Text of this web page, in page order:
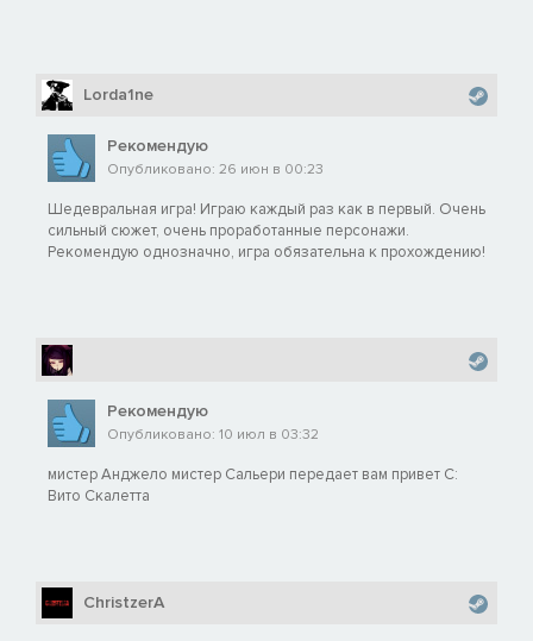
Lorda1ne
Рекомендую
Опубликовано: 26 июн в 00:23
Шедевральная игра! Играю каждый раз как в первый. Очень
сильный сюжет, очень проработанные персонажи.
Рекомендую однозначно, игра обязательна к прохождению!
Рекомендую
Опубликовано: 10 июл в 03:32
мистер Анджело мистер Сальери передает вам привет С:
Вито Скалетта
ChristzerA